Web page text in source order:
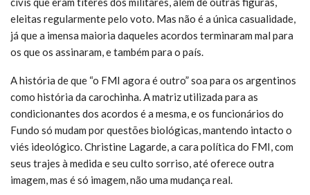
eleitas regularmente pelo voto. Mas não é a única casualidade,
já que a imensa maioria daqueles acordos terminaram mal para
os que os assinaram, e também para o país.
A história de que “o FMI agora é outro” soa para os argentinos
como história da carochinha. A matriz utilizada para as
condicionantes dos acordos é a mesma, e os funcionários do
Fundo só mudam por questões biológicas, mantendo intacto o
viés ideológico. Christine Lagarde, a cara política do FMI, com
seus trajes à medida e seu culto sorriso, até oferece outra
imagem, mas é só imagem, não uma mudança real.